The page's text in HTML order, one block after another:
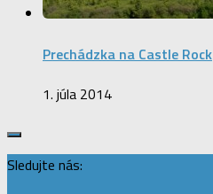
Prechádzka na Castle Rock
1. júla 2014
Sledujte nás: